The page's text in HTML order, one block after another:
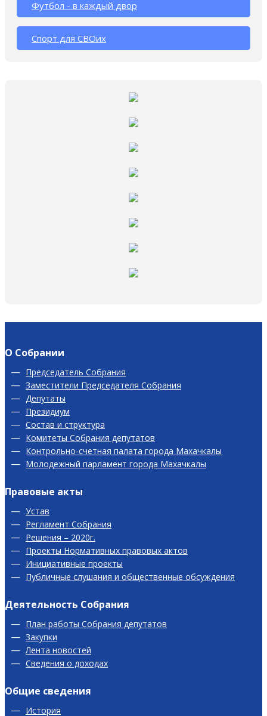
Футбол - в каждый двор
Спорт для СВОих
О Собрании
Председатель Собрания
Заместители Председателя Собрания
Депутаты
Президиум
Состав и структура
Комитеты Собрания депутатов
Контрольно-счетная палата города Махачкалы
Молодежный парламент города Махачкалы
Правовые акты
Устав
Регламент Собрания
Решения – 2020г.
Проекты Нормативных правовых актов
Инициативные проекты
Публичные слушания и общественные обсуждения
Деятельность Собрания
План работы Собрания депутатов
Закупки
Лента новостей
Сведения о доходах
Общие сведения
История